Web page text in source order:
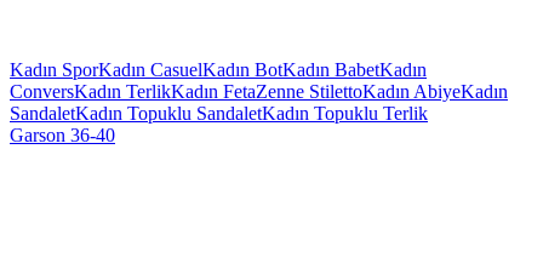
Kadın SporKadın CasuelKadın BotKadın BabetKadın
ConversKadın TerlikKadın FetaZenne StilettoKadın AbiyeKadın
SandaletKadın Topuklu SandaletKadın Topuklu Terlik
Garson 36-40